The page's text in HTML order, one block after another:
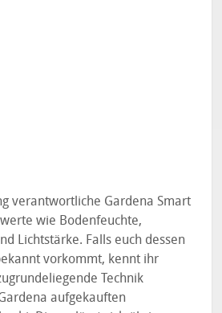
verantwortliche Gardena Smart
wie Bodenfeuchte,
Lichtstärke. Falls euch dessen
vorkommt, kennt ihr
Technik
aufgekauften